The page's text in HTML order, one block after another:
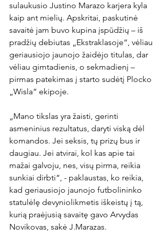
sulaukusio Justino Marazo karjera kyla
kaip ant mielių. Apskritai, paskutinė
savaitė jam buvo kupina įspūdžių – iš
pradžių debiutas „Ekstraklasoje“, vėliau
geriausiojo jaunojo žaidėjo titulas, dar
vėliau gimtadienis, o sekmadienį –
pirmas patekimas į starto sudėtį Plocko
„Wisla“ ekipoje.
„Mano tikslas yra žaisti, gerinti
asmeninius rezultatus, daryti viską dėl
komandos. Jei seksis, tų prizų bus ir
daugiau. Jei atvirai, kol kas apie tai
mažai galvoju, nes, visų pirma, reikia
sunkiai dirbti“, - paklaustas, ko reikia,
kad geriausiojo jaunojo futbolininko
statulėlę devyniolikmetis iškeistų į tą,
kurią praėjusią savaitę gavo Arvydas
Novikovas, sakė J.Marazas.